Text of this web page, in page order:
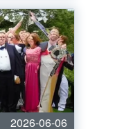
2026-06-06